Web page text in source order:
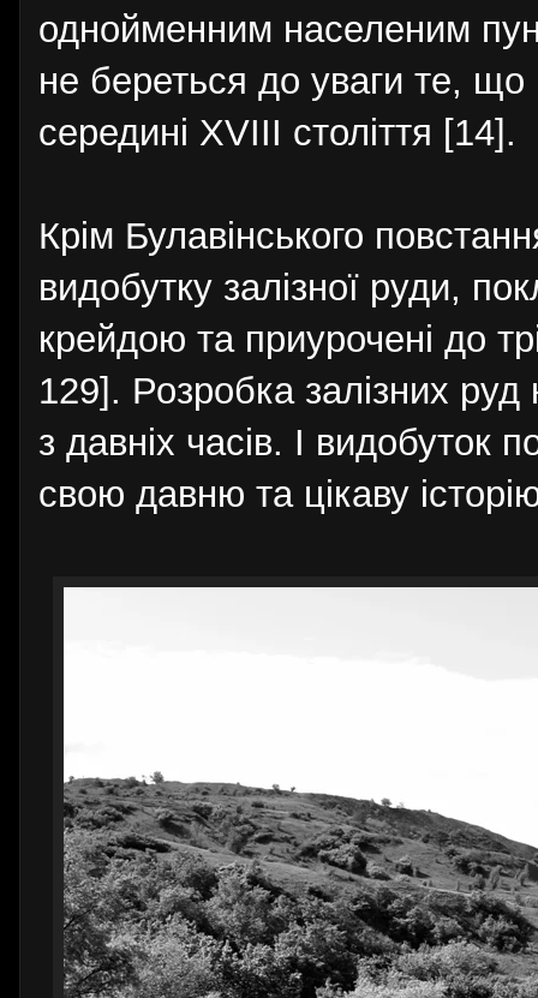
однойменним населеним
не береться до уваги те, що
середині XVIII століття [14].
Крім Булавінського
видобутку залізної руди,
крейдою та приурочені до
129]. Розробка залізних руд
з давніх часів. І видобуток
свою давню та цікаву